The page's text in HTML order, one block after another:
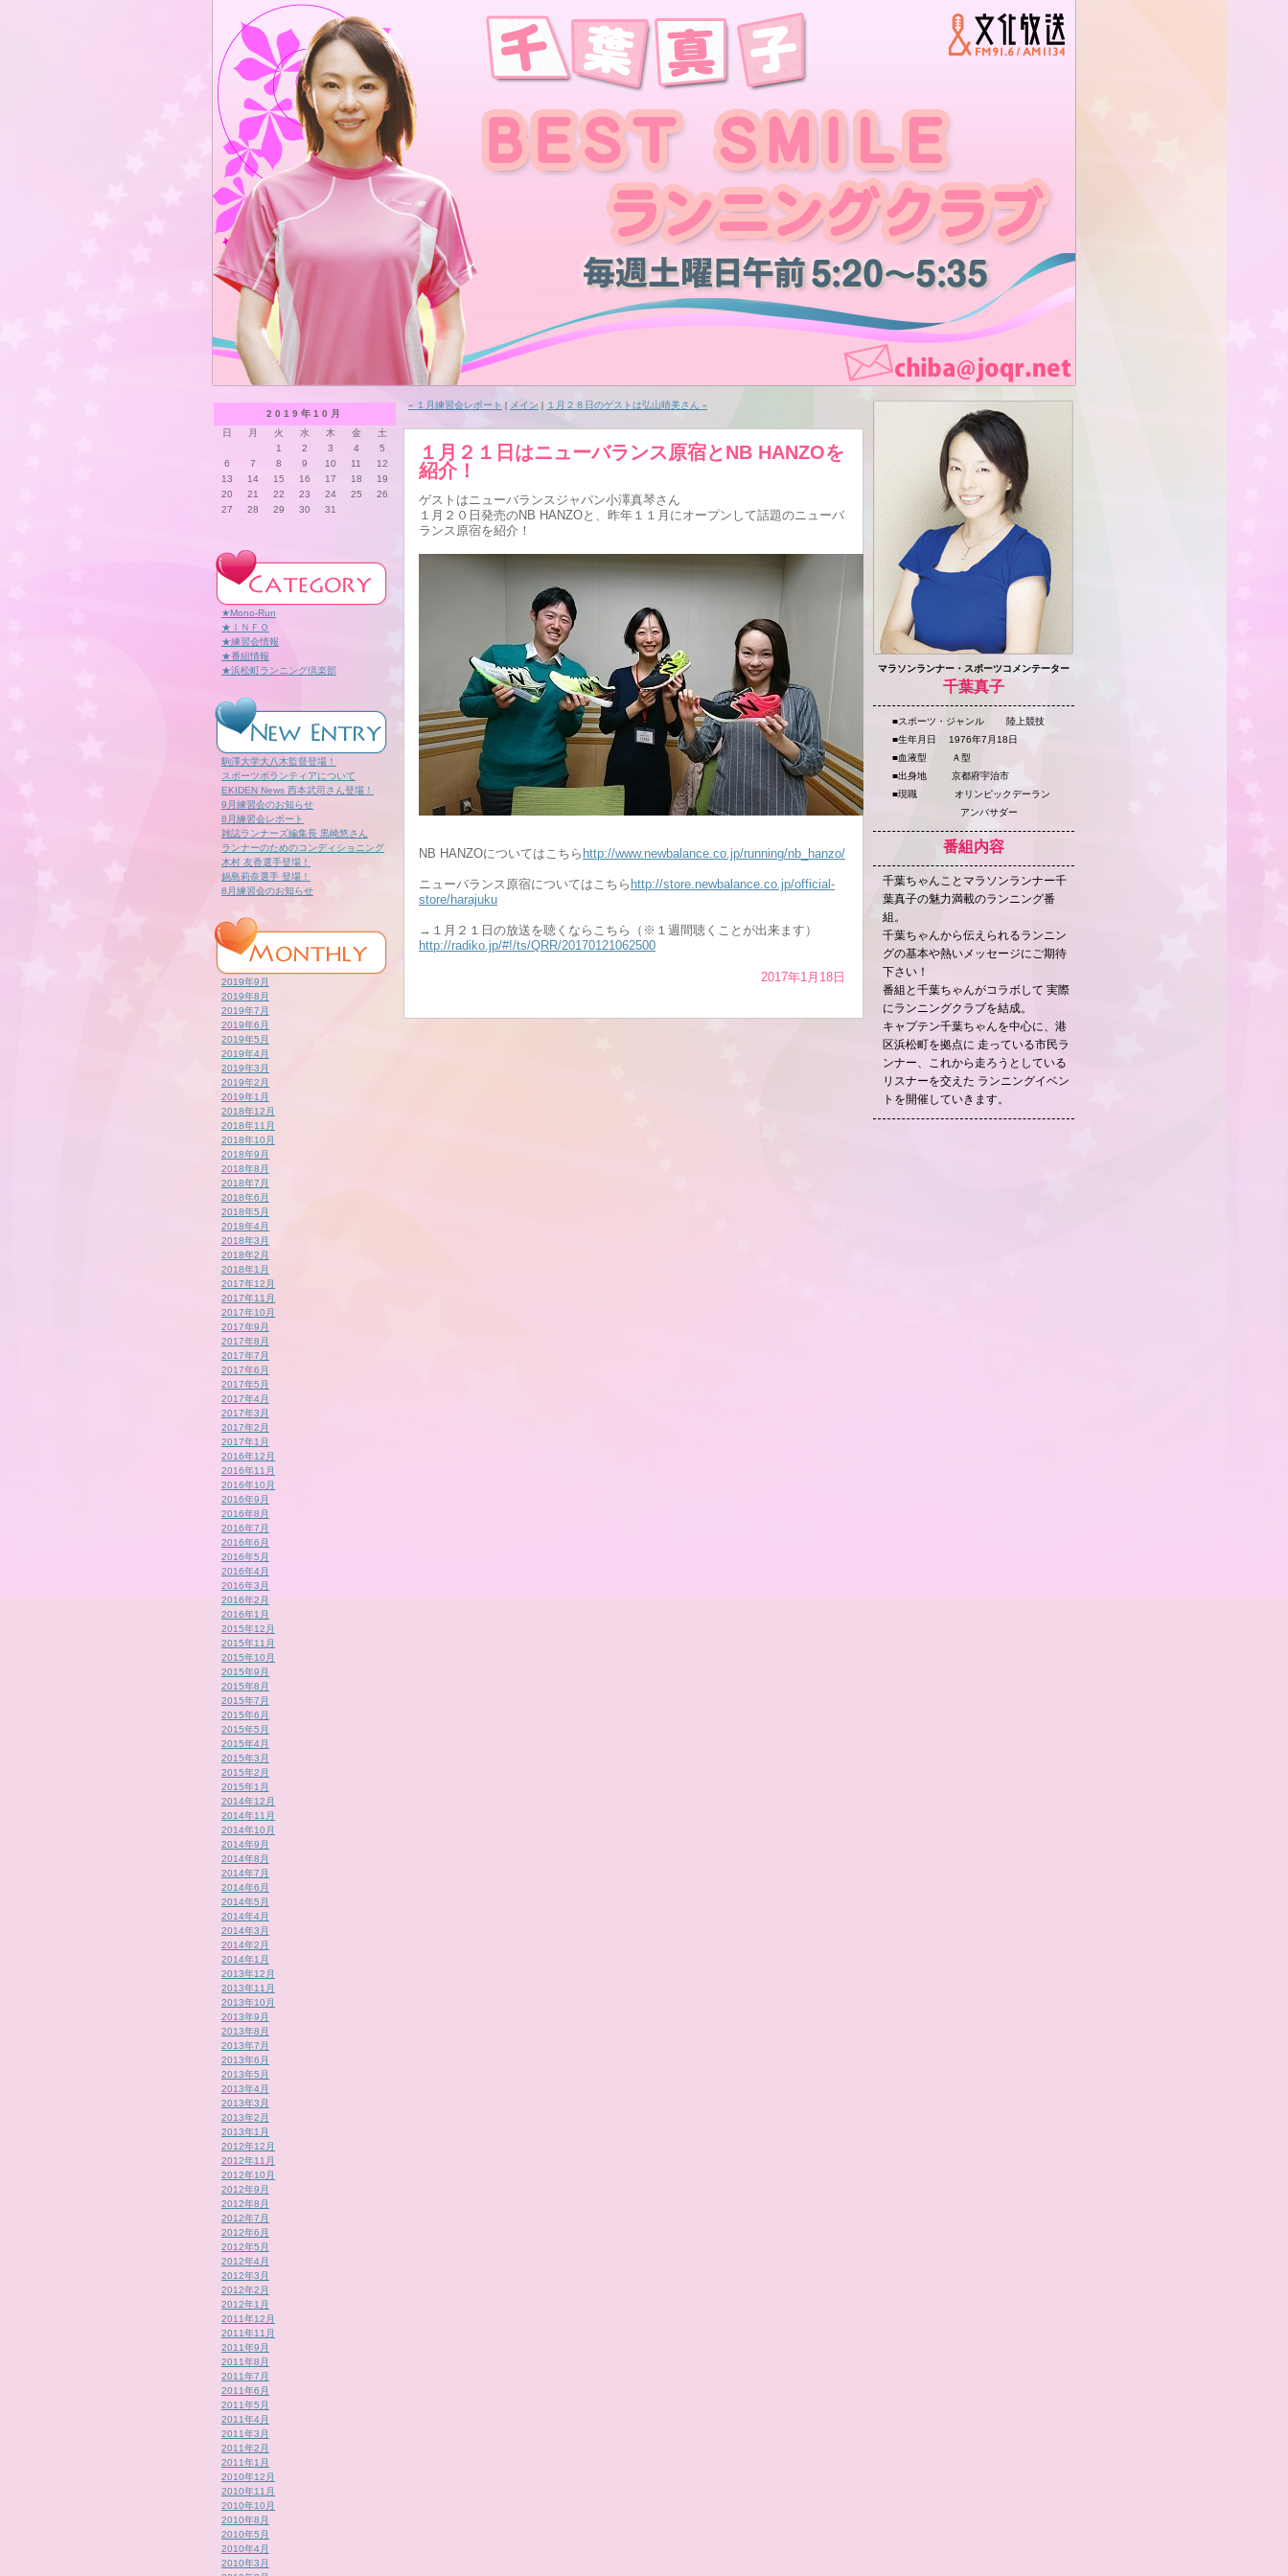
2019年10月
日
月 火 水 木 金
土
1
2 3 4
5
6
7 8 9 10 11
12
13
14 15 16 17 18
19
20
21 22 23 24 25
26
27
28 29 30 31
★Mono-Run
★ＩＮＦＯ
★練習会情報
★番組情報
★浜松町ランニング倶楽部
駒澤大学大八木監督登場！
スポーツボランティアについて
EKIDEN News 西本武司さん登場！
9月練習会のお知らせ
8月練習会レポート
雑誌ランナーズ編集長 黒崎悠さん
ランナーのためのコンディショニング
木村 友香選手登場！
鍋島莉奈選手 登場！
8月練習会のお知らせ
2019年9月
2019年8月
2019年7月
2019年6月
2019年5月
2019年4月
2019年3月
2019年2月
2019年1月
2018年12月
2018年11月
2018年10月
2018年9月
2018年8月
2018年7月
2018年6月
2018年5月
2018年4月
2018年3月
2018年2月
2018年1月
2017年12月
2017年11月
2017年10月
2017年9月
2017年8月
2017年7月
2017年6月
2017年5月
2017年4月
2017年3月
2017年2月
2017年1月
2016年12月
2016年11月
2016年10月
2016年9月
2016年8月
2016年7月
2016年6月
2016年5月
2016年4月
2016年3月
2016年2月
2016年1月
2015年12月
2015年11月
2015年10月
2015年9月
2015年8月
2015年7月
2015年6月
2015年5月
2015年4月
2015年3月
2015年2月
2015年1月
2014年12月
2014年11月
2014年10月
2014年9月
2014年8月
2014年7月
2014年6月
2014年5月
2014年4月
2014年3月
2014年2月
2014年1月
2013年12月
2013年11月
2013年10月
2013年9月
2013年8月
2013年7月
2013年6月
2013年5月
2013年4月
2013年3月
2013年2月
2013年1月
2012年12月
2012年11月
2012年10月
2012年9月
2012年8月
2012年7月
2012年6月
2012年5月
2012年4月
2012年3月
2012年2月
2012年1月
2011年12月
2011年11月
2011年9月
2011年8月
2011年7月
2011年6月
2011年5月
2011年4月
2011年3月
2011年2月
2011年1月
2010年12月
2010年11月
2010年10月
2010年8月
2010年5月
2010年4月
2010年3月
« １月練習会レポート | メイン | １月２８日のゲストは弘山晴美さん »
１月２１日はニューバランス原宿とNB HANZOを
紹介！
ゲストはニューバランスジャパン小澤真琴さん
１月２０日発売のNB HANZOと、昨年１１月にオープンして話題のニューバ
ランス原宿を紹介！
NB HANZOについてはこちら http://www.newbalance.co.jp/running/nb_hanzo/
ニューバランス原宿についてはこちら http://store.newbalance.co.jp/official-
store/harajuku
→１月２１日の放送を聴くならこちら（※１週間聴くことが出来ます）
http://radiko.jp/#!/ts/QRR/20170121062500
2017年1月18日
マラソンランナー・スポーツコメンテーター
千葉真子
■スポーツ・ジャンル 陸上競技
■生年月日 1976年7月18日
■血液型 Ａ型
■出身地 京都府宇治市
■現職 オリンピックデーラン
アンバサダー
番組内容
千葉ちゃんことマラソンランナー千
葉真子の魅力満載のランニング番
組。
千葉ちゃんから伝えられるランニン
グの基本や熱いメッセージにご期待
下さい！
番組と千葉ちゃんがコラボして 実際
にランニングクラブを結成。
キャプテン千葉ちゃんを中心に、港
区浜松町を拠点に 走っている市民ラ
ンナー、これから走ろうとしている
リスナーを交えた ランニングイベン
トを開催していきます。